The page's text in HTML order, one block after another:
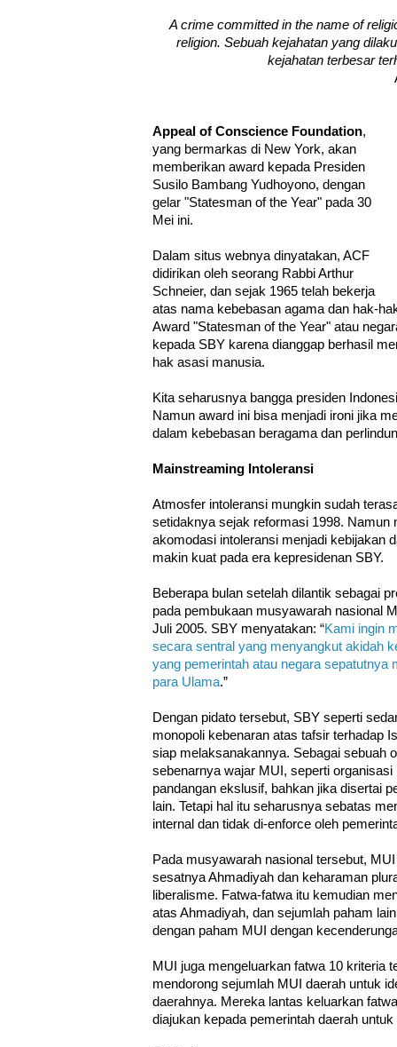
A crime committed in the name of
religion. Sebuah kejahatan yang
kejahatan terbesar
Appeal of Conscience Foundation,
yang bermarkas di New York, akan
memberikan award kepada Presiden
Susilo Bambang Yudhoyono, dengan
gelar "Statesman of the Year" pada 30
Mei ini.
Dalam situs webnya dinyatakan, ACF
didirikan oleh seorang Rabbi Arthur
Schneier, dan sejak 1965 telah bekerja
atas nama kebebasan agama dan hak-
Award "Statesman of the Year" atau
kepada SBY karena dianggap berhasil
hak asasi manusia.
Kita seharusnya bangga presiden
Namun award ini bisa menjadi ironi jika
dalam kebebasan beragama dan
Mainstreaming Intoleransi
Atmosfer intoleransi mungkin sudah
setidaknya sejak reformasi 1998. Namun
akomodasi intoleransi menjadi kebijakan
makin kuat pada era kepresidenan SBY.
Beberapa bulan setelah dilantik sebagai
pada pembukaan musyawarah nasional
Juli 2005. SBY menyatakan: “Kami ingin
secara sentral yang menyangkut akidah
yang pemerintah atau negara sepatutnya
para Ulama.”
Dengan pidato tersebut, SBY seperti
monopoli kebenaran atas tafsir terhadap
siap melaksanakannya. Sebagai sebuah
sebenarnya wajar MUI, seperti
pandangan ekslusif, bahkan jika disertai
lain. Tetapi hal itu seharusnya sebatas
internal dan tidak di-enforce oleh
Pada musyawarah nasional tersebut,
sesatnya Ahmadiyah dan keharaman
liberalisme. Fatwa-fatwa itu kemudian
atas Ahmadiyah, dan sejumlah paham
dengan paham MUI dengan
MUI juga mengeluarkan fatwa 10 kriteria
mendorong sejumlah MUI daerah untuk
daerahnya. Mereka lantas keluarkan
diajukan kepada pemerintah daerah